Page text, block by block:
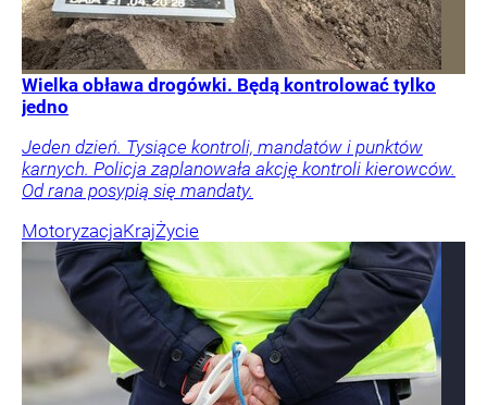
Wielka obława drogówki. Będą kontrolować tylko
jedno
Jeden dzień. Tysiące kontroli, mandatów i punktów
karnych. Policja zaplanowała akcję kontroli kierowców.
Od rana posypią się mandaty.
MotoryzacjaKrajŻycie